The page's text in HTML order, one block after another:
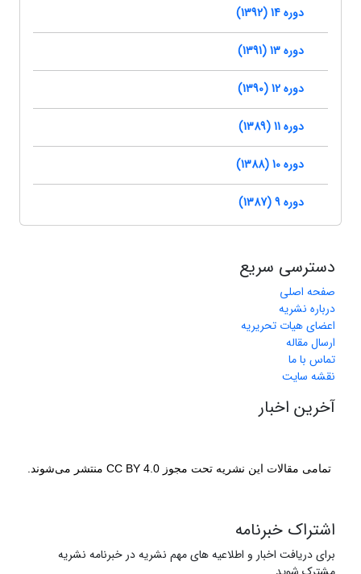
دوره 14 (1392)
دوره 13 (1391)
دوره 12 (1390)
دوره 11 (1389)
دوره 10 (1388)
دوره 9 (1387)
دسترسی سریع
صفحه اصلی
درباره نشریه
اعضای هیات تحریریه
ارسال مقاله
تماس با ما
نقشه سایت
آخرین اخبار
تمامی مقالات این نشریه تحت مجوز CC BY 4.0 منتشر می‌شوند.
اشتراک خبرنامه
برای دریافت اخبار و اطلاعیه های مهم نشریه در خبرنامه نشریه